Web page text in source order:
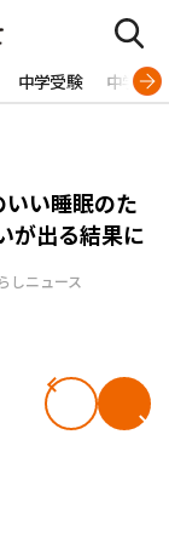
中学受験 中学生
い睡眠のた
が出る結果に
しニュース